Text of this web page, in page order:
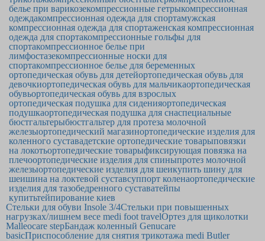
белье при варикозекомпрессионные гетрыкомпрессионная
одеждакомпрессионная одежда для спортамужская
компрессионная одежда для спортаженская компрессионная
одежда для спортакомпрессионные гольфы для
спортакомпрессионное белье при
лимфостазекомпрессионные носки для
спортакомпрессионное белье для беременных
ортопедическая обувь для детейортопедическая обувь для
девочкиортопедическая обувь для мальчикаортопедическая
обувьортопедическая обувь для взрослых
ортопедическая подушка для сиденияортопедическая
подушкаортопедическая подушка для снаспециальные
бюстгальтерыбюстгальтер для протеза молочной
железыортопедический магазинортопедические изделия для
коленного суставадетские ортопедические товарыповязки
на локотьортопедические товарыфиксирующая повязка на
плечоортопедические изделия для спиныпротез молочной
железыортопедические изделия для шеикупить шину для
шеишина на локтевой суставсуппорт коленаортопедические
изделия для тазобедренного суставатейпы
купитьтейпирование киев
Стельки для обуви Insole 3/4Стельки при повышенных
нагрузках/лишнем весе medi foot travelОртез для щиколотки
Malleocare stepБандаж коленный Genucare
basicПриспособление для снятия трикотажа medi Butler